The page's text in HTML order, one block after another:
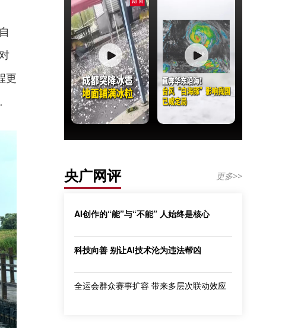
更
央广网评 更多>>
AI创作的“能”与“不能” 人始终是核心
科技向善 别让AI技术沦为违法帮凶
全运会群众赛事扩容 带来多层次联动效应